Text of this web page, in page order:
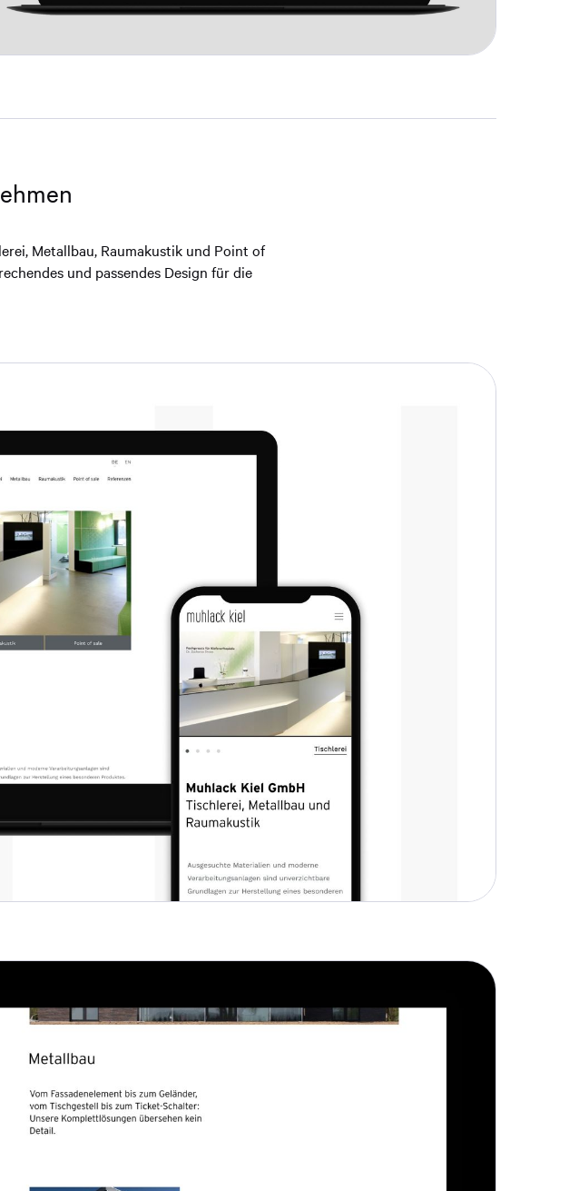
Metallbau, Raumakustik und Point of
und passendes Design für die